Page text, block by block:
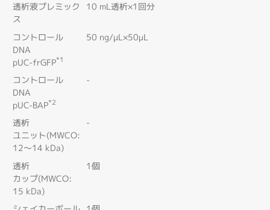
透析液プレミック
ス
10 mL透析×1回分
コントロール
DNA
pUC-frGFP*1
50 ng/μL×50μL
コントロール
DNA
pUC-BAP*2
-
透析
ユニット(MWCO:
12～14 kDa)
-
透析
カップ(MWCO:
15 kDa)
1個